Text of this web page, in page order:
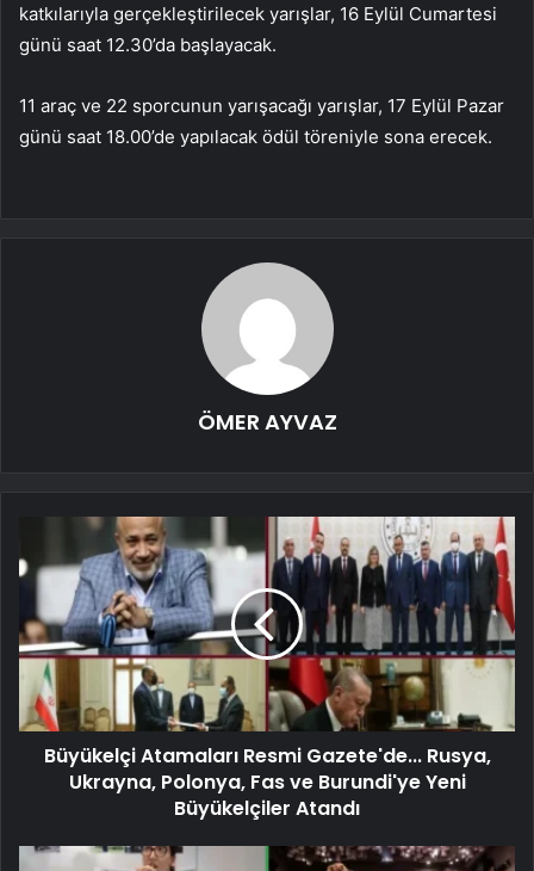
katkılarıyla gerçekleştirilecek yarışlar, 16 Eylül Cumartesi
günü saat 12.30’da başlayacak.
11 araç ve 22 sporcunun yarışacağı yarışlar, 17 Eylül Pazar
günü saat 18.00’de yapılacak ödül töreniyle sona erecek.
ÖMER AYVAZ
Büyükelçi Atamaları Resmi Gazete'de... Rusya,
Ukrayna, Polonya, Fas ve Burundi'ye Yeni
Büyükelçiler Atandı